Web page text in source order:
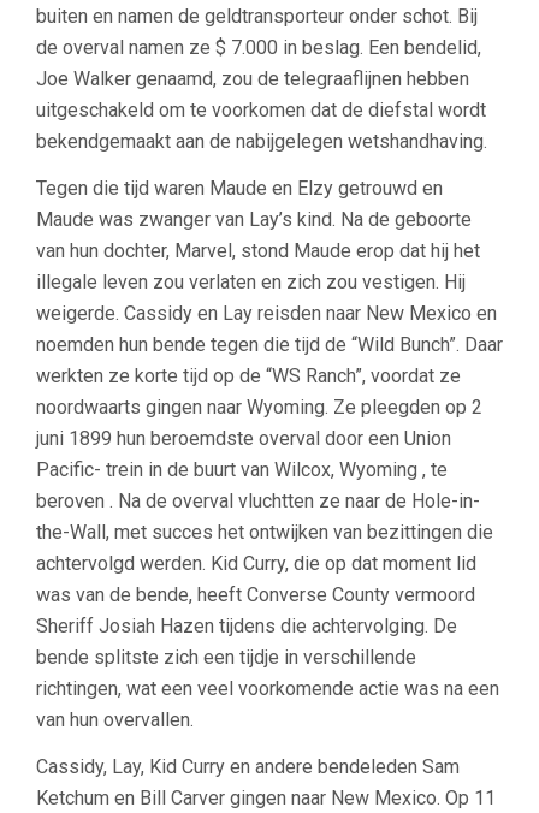
buiten en namen de geldtransporteur onder schot. Bij
de overval namen ze $ 7.000 in beslag. Een bendelid,
Joe Walker genaamd, zou de telegraaflijnen hebben
uitgeschakeld om te voorkomen dat de diefstal wordt
bekendgemaakt aan de nabijgelegen wetshandhaving.
Tegen die tijd waren Maude en Elzy getrouwd en
Maude was zwanger van Lay’s kind. Na de geboorte
van hun dochter, Marvel, stond Maude erop dat hij het
illegale leven zou verlaten en zich zou vestigen. Hij
weigerde. Cassidy en Lay reisden naar New Mexico en
noemden hun bende tegen die tijd de “Wild Bunch”. Daar
werkten ze korte tijd op de “WS Ranch”, voordat ze
noordwaarts gingen naar Wyoming. Ze pleegden op 2
juni 1899 hun beroemdste overval door een Union
Pacific- trein in de buurt van Wilcox, Wyoming , te
beroven . Na de overval vluchtten ze naar de Hole-in-
the-Wall, met succes het ontwijken van bezittingen die
achtervolgd werden. Kid Curry, die op dat moment lid
was van de bende, heeft Converse County vermoord
Sheriff Josiah Hazen tijdens die achtervolging. De
bende splitste zich een tijdje in verschillende
richtingen, wat een veel voorkomende actie was na een
van hun overvallen.
Cassidy, Lay, Kid Curry en andere bendeleden Sam
Ketchum en Bill Carver gingen naar New Mexico. Op 11